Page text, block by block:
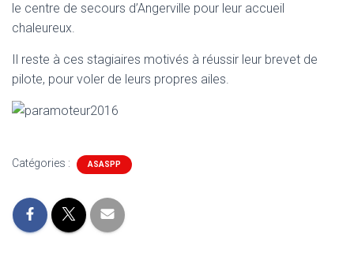
le centre de secours d’Angerville pour leur accueil
chaleureux.
Il reste à ces stagiaires motivés à réussir leur brevet de
pilote, pour voler de leurs propres ailes.
Catégories : ASASPP